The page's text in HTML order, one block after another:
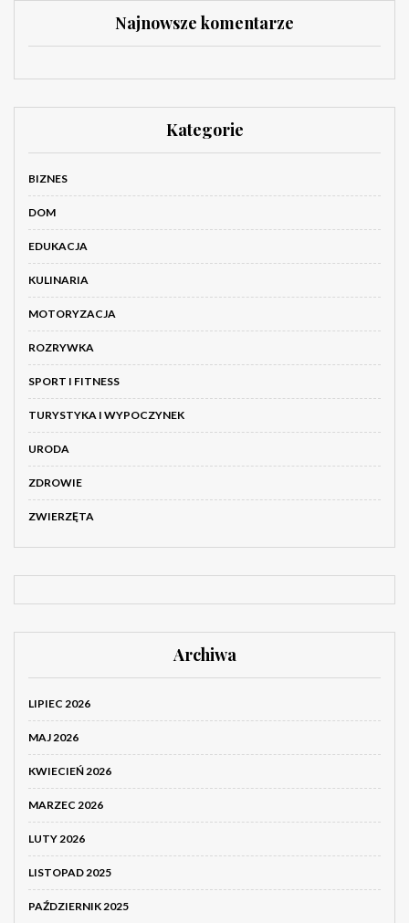
Najnowsze komentarze
Kategorie
BIZNES
DOM
EDUKACJA
KULINARIA
MOTORYZACJA
ROZRYWKA
SPORT I FITNESS
TURYSTYKA I WYPOCZYNEK
URODA
ZDROWIE
ZWIERZĘTA
Archiwa
LIPIEC 2026
MAJ 2026
KWIECIEŃ 2026
MARZEC 2026
LUTY 2026
LISTOPAD 2025
PAŹDZIERNIK 2025